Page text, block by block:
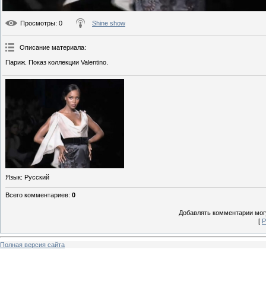
Просмотры: 0 Shine show
Описание материала:
Париж. Показ коллекции Valentino.
Язык: Русский
Всего комментариев: 0
Добавлять комментарии
[
Полная версия сайта